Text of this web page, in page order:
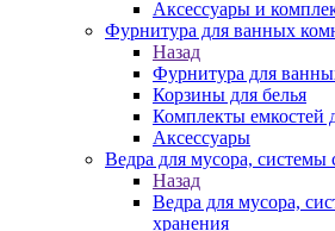
Аксессуары и
Фурнитура для ванных
Назад
Фурнитура для
Корзины для белья
Комплекты емкостей
Аксессуары
Ведра для мусора, системы
Назад
Ведра для мусора,
хранения